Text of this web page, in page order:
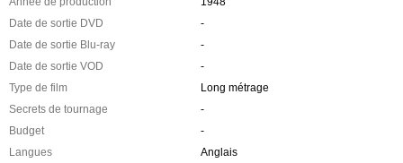
Date de sortie DVD
-
Date de sortie Blu-ray
-
Date de sortie VOD
-
Type de film
Long métrage
Secrets de tournage
-
Budget
-
Langues
Anglais